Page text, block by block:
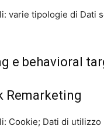
varie tipologie di Dati
e behavioral
Remarketing
Cookie; Dati di utilizzo